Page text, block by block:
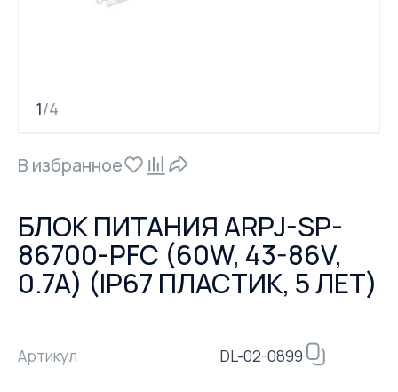
1/4
В избранное
БЛОК ПИТАНИЯ ARPJ-SP-
86700-PFC (60W, 43-86V,
0.7A) (IP67 ПЛАСТИК, 5 ЛЕТ)
Артикул DL-02-0899